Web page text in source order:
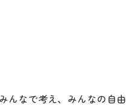
んなで考え、みんなの自